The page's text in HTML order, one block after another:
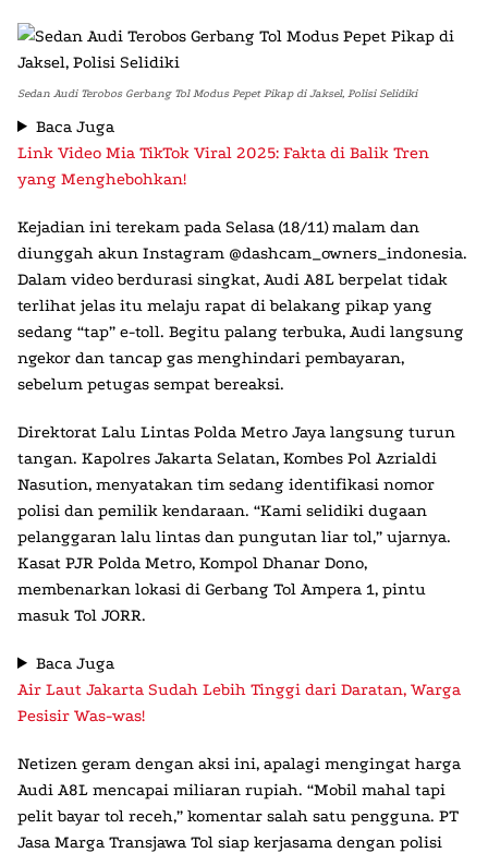
Sedan Audi Terobos Gerbang Tol Modus Pepet Pikap di Jaksel, Polisi Selidiki
Baca Juga
Link Video Mia TikTok Viral 2025: Fakta di Balik Tren
yang Menghebohkan!
Kejadian ini terekam pada Selasa (18/11) malam dan
diunggah akun Instagram @dashcam_owners_indonesia.
Dalam video berdurasi singkat, Audi A8L berpelat tidak
terlihat jelas itu melaju rapat di belakang pikap yang
sedang “tap” e-toll. Begitu palang terbuka, Audi langsung
ngekor dan tancap gas menghindari pembayaran,
sebelum petugas sempat bereaksi.
Direktorat Lalu Lintas Polda Metro Jaya langsung turun
tangan. Kapolres Jakarta Selatan, Kombes Pol Azrialdi
Nasution, menyatakan tim sedang identifikasi nomor
polisi dan pemilik kendaraan. “Kami selidiki dugaan
pelanggaran lalu lintas dan pungutan liar tol,” ujarnya.
Kasat PJR Polda Metro, Kompol Dhanar Dono,
membenarkan lokasi di Gerbang Tol Ampera 1, pintu
masuk Tol JORR.
Baca Juga
Air Laut Jakarta Sudah Lebih Tinggi dari Daratan, Warga
Pesisir Was-was!
Netizen geram dengan aksi ini, apalagi mengingat harga
Audi A8L mencapai miliaran rupiah. “Mobil mahal tapi
pelit bayar tol receh,” komentar salah satu pengguna. PT
Jasa Marga Transjawa Tol siap kerjasama dengan polisi